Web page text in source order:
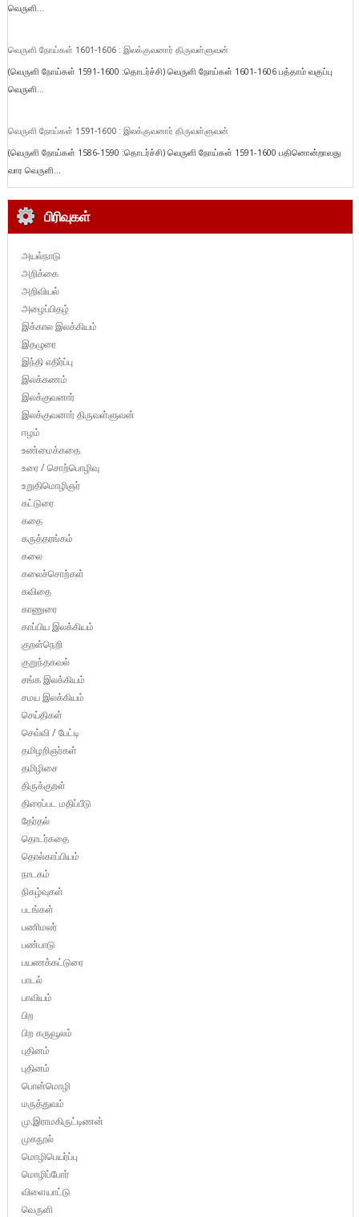
வெருளி...
வெருளி நோய்கள் 1601-1606 : இலக்குவனார் திருவள்ளுவன்
(வெருளி நோய்கள் 1591-1600 :தொடர்ச்சி) வெருளி நோய்கள் 1601-1606 பத்தாம் வகுப்பு
வெருளி...
வெருளி நோய்கள் 1591-1600 : இலக்குவனார் திருவள்ளுவன்
(வெருளி நோய்கள் 1586-1590 :தொடர்ச்சி) வெருளி நோய்கள் 1591-1600 பதினொன்றாவது
வார வெருளி...
பிரிவுகள்
அயல்நாடு
அறிக்கை
அறிவியல்
அழைப்பிதழ்
இக்கால இலக்கியம்
இதழுரை
இந்தி எதிர்ப்பு
இலக்கணம்
இலக்குவனார்
இலக்குவனார் திருவள்ளுவன்
ஈழம்
உண்மைக்கதை
உரை / சொற்பொழிவு
உறுதிமொழிஞர்
கட்டுரை
கதை
கருத்தரங்கம்
கலை
கலைச்சொற்கள்
கவிதை
காணுரை
காப்பிய இலக்கியம்
குறள்நெறி
குறுந்தகவல்
சங்க இலக்கியம்
சமய இலக்கியம்
செய்திகள்
செவ்வி / பேட்டி
தமிழறிஞர்கள்
தமிழிசை
திருக்குறள்
திரைப்பட மதிப்பீடு
தேர்தல்
தொடர்கதை
தொல்காப்பியம்
நாடகம்
நிகழ்வுகள்
படங்கள்
பணிமலர்
பண்பாடு
பயணக்கட்டுரை
பாடல்
பாவியம்
பிற
பிற கருவூலம்
புதினம்
புதினம்
பொன்மொழி
மருத்துவம்
மு.இராமகிருட்டிணன்
முகநூல்
மொழிபெயர்ப்பு
மொழிப்போர்
விளையாட்டு
வெருளி